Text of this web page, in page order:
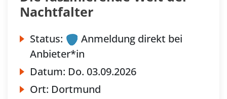
Nachtfalter
Status:
Anmeldung direkt bei
Anbieter*in
Datum: Do. 03.09.2026
Ort: Dortmund